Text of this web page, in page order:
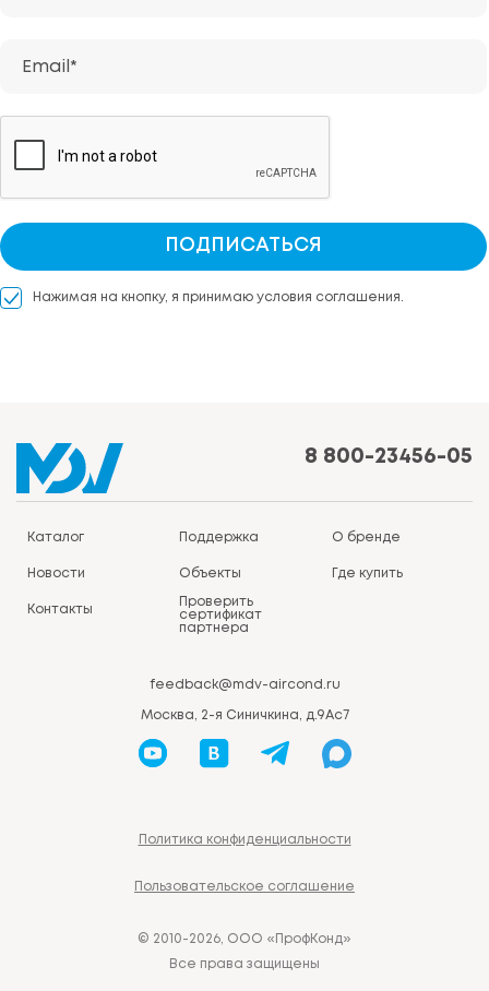
Email*
ПОДПИСАТЬСЯ
Нажимая на кнопку, я принимаю условия соглашения.
8 800-23456-05
Каталог Поддержка О бренде
Новости Объекты Где купить
Контакты
Проверить
сертификат
партнера
feedback@mdv-aircond.ru
Москва, 2-я Синичкина, д.9Ас7
Политика конфиденциальности
Пользовательское соглашение
© 2010-2026, ООО «ПрофКонд»
Все права защищены